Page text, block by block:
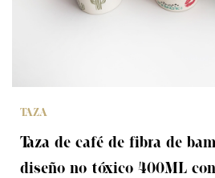
TAZA
Taza de café de fibra de
diseño no tóxico 400ML